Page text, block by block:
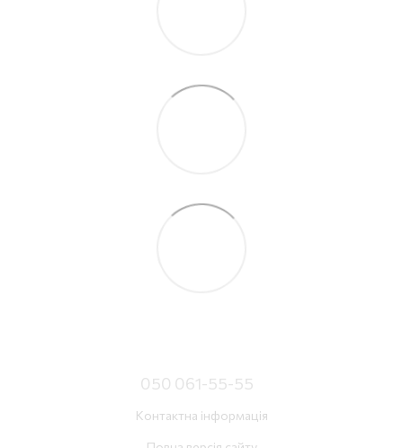
050 061-55-55
Контактна інформація